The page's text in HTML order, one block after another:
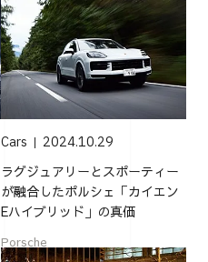
Cars 2024.10.29
ラグジュアリーとスポーティー
が融合したポルシェ「カイエン
Eハイブリッド」の真価
Porsche